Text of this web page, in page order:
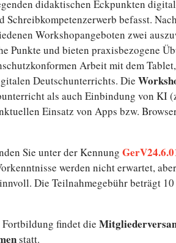
di­dak­ti­schen Eck­punk­ten
Schreib­kom­pe­tenz­er­werb befasst.
Work­shop­an­ge­bo­ten zwei
Punkte und bieten pra­xis­be­zo­ge­ne
Arbeit mit dem
Deutsch­un­ter­richts. Die
als auch Ein­bin­dung von
Einsatz von Apps bzw.
Sie unter der Kennung
werden nicht er­war­tet,
Die Teil­nah­me­ge­bühr beträgt
Fort­bil­dung findet die
statt.